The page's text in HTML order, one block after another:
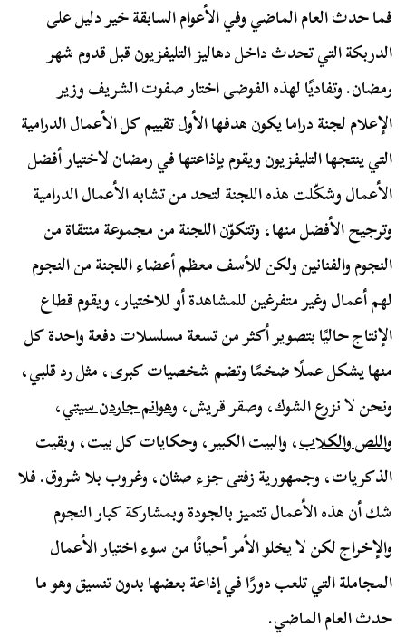
فما حدث العام الماضي وفي الأعوام السابقة خير دليل على
الدربكة التي تحدث داخل دهاليز التليفزيون قبل قدوم شهر
رمضان. وتفاديًا لهذه الفوضى اختار صفوت الشريف وزير
الإعلام لجنة دراما يكون هدفها الأول تقييم كل الأعمال الدرامية
التي ينتجها التليفزيون ويقوم بإذاعتها في رمضان لاختيار أفضل
الأعمال وشكّلت هذه اللجنة لتحد من تشابه الأعمال الدرامية
وترجيح الأفضل منها، وتتكوّن اللجنة من مجموعة منتقاة من
النجوم والفنانين ولكن للأسف معظم أعضاء اللجنة من النجوم
لهم أعمال وغير متفرغين للمشاهدة أو للاختيار، ويقوم قطاع
الإنتاج حاليًا بتصوير أكثر من تسعة مسلسلات دفعة واحدة كل
منها يشكل عملًا ضخمًا وتضم شخصيات كبرى، مثل رد قلبي،
ونحن لا نزرع الشوك، وصقر قريش، وهوانم جاردن سيتي،
واللص والكلاب، والبيت الكبير، وحكايات كل بيت، وبقيت
الذكريات، وجمهورية زفتى جزء صثان، وغروب بلا شروق. فلا
شك أن هذه الأعمال تتميز بالجودة وبمشاركة كبار النجوم
والإخراج لكن لا يخلو الأمر أحيانًا من سوء اختيار الأعمال
المجاملة التي تلعب دورًا في إذاعة بعضها بدون تنسيق وهو ما
حدث العام الماضي.